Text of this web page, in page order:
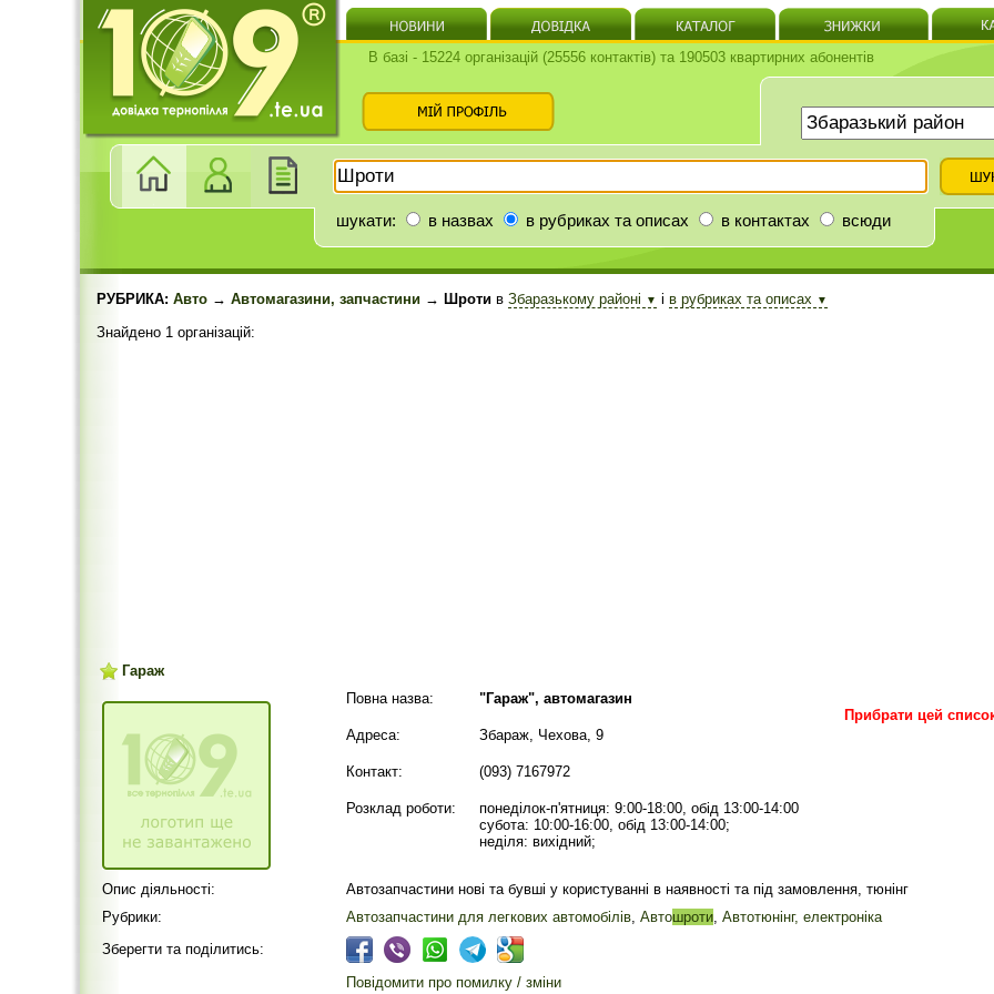
В базі - 15224 організацій (25556 контактів) та 190503 квартирних абонентів
шукати: в назвах в рубриках та описах в контактах всюди
РУБРИКА: Авто → Автомагазини, запчастини → Шроти в Збаразькому районі ▼ і в рубриках та описах ▼
Знайдено 1 організацій:
Гараж
Прибрати цей
Повна назва: "Гараж", автомагазин
Адреса: Збараж, Чехова, 9
Контакт: (093) 7167972
Розклад роботи:
понеділок-п'ятниця: 9:00-18:00, обід 13:00-14:00
субота: 10:00-16:00, обід 13:00-14:00;
неділя: вихідний;
Опис діяльності:
Автозапчастини нові та бувші у користуванні в наявності та під замовлення, тюнінг
Рубрики:
Автозапчастини для легкових автомобілів, Автошроти, Автотюнінг, електроніка
Зберегти та поділитись:
Повідомити про помилку / зміни